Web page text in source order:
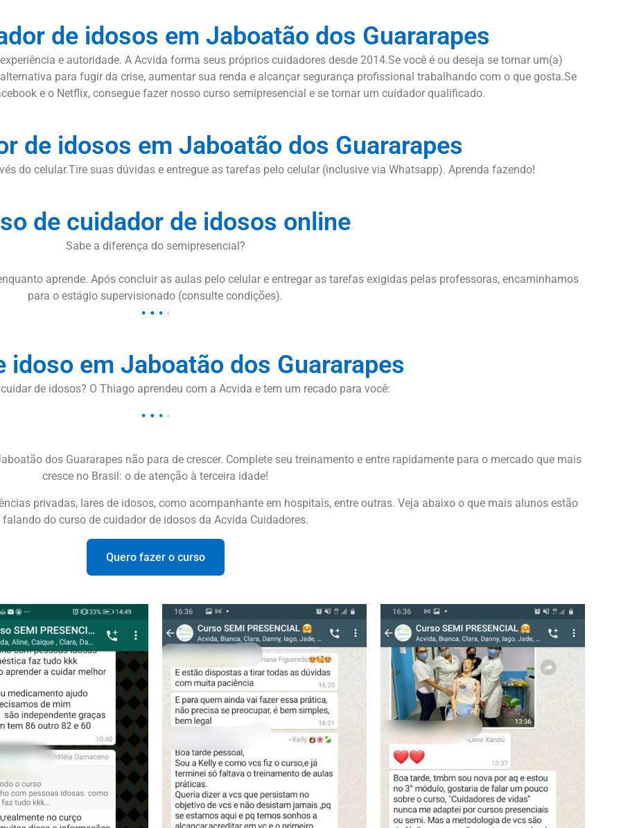
de idosos em Jaboatão dos Guararapes
e autoridade. A Acvida forma seus próprios cuidadores desde 2014.Se você é ou deseja se tornar um(a)
para fugir da crise, aumentar sua renda e alcançar segurança profissional trabalhando com o que gosta.Se
e o Netflix, consegue fazer nosso curso semipresencial e se tornar um cuidador qualificado.
de idosos em Jaboatão dos Guararapes
do celular.Tire suas dúvidas e entregue as tarefas pelo celular (inclusive via Whatsapp). Aprenda fazendo!
de cuidador de idosos online
Sabe a diferença do semipresencial?
aprende. Após concluir as aulas pelo celular e entregar as tarefas exigidas pelas professoras, encaminhamos
para o estágio supervisionado (consulte condições).
idoso em Jaboatão dos Guararapes
de idosos? O Thiago aprendeu com a Acvida e tem um recado para você:
dos Guararapes não para de crescer. Complete seu treinamento e entre rapidamente para o mercado que mais
cresce no Brasil: o de atenção à terceira idade!
privadas, lares de idosos, como acompanhante em hospitais, entre outras. Veja abaixo o que mais alunos estão
falando do curso de cuidador de idosos da Acvida Cuidadores.
Quero fazer o curso